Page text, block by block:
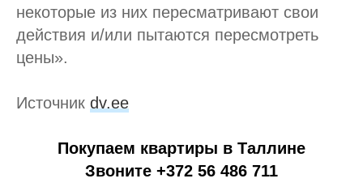
некоторые из них пересматривают свои
действия и/или пытаются пересмотреть
цены».
Источник dv.ee
Покупаем квартиры в Таллине
Звоните +372 56 486 711